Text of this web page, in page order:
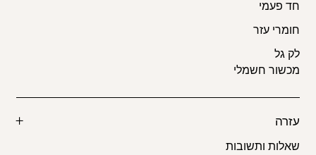
חד פעמי
חומרי עזר
לק גל
מכשור חשמלי
עזרה
שאלות ותשובות